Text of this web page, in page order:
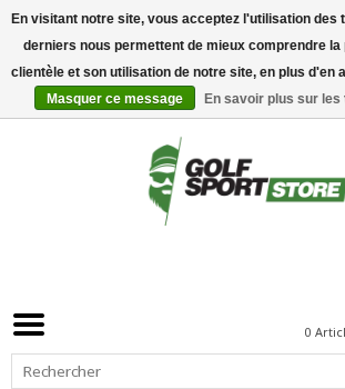
0
En visitant notre site, vous acceptez l'utilisation des
derniers nous permettent de mieux comprendre la
clientèle et son utilisation de notre site, en plus d'en
Masquer ce message
En savoir plus sur